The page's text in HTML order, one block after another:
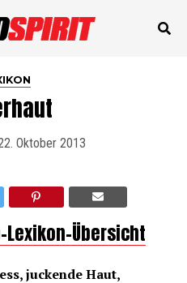
Oktober 2013
Übersicht
juckende Haut,